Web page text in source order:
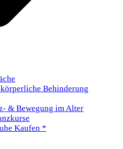
Behinderung
& Bewegung im Alter
Kaufen *